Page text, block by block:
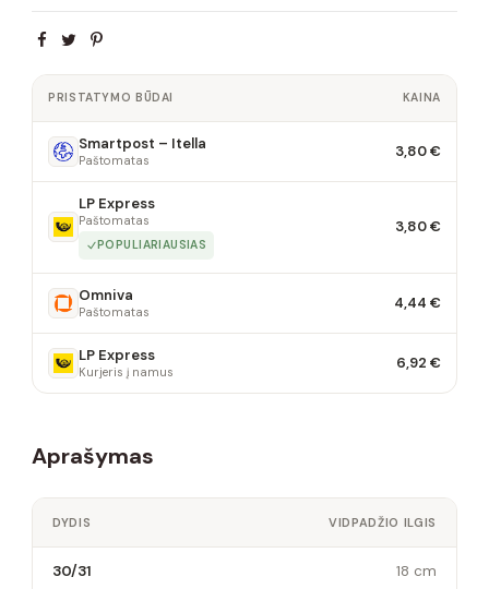
PRISTATYMO BŪDAI KAINA
Smartpost – Itella
Paštomatas 3,80 €
LP Express
Paštomatas
POPULIARIAUSIAS
3,80 €
Omniva
Paštomatas 4,44 €
LP Express
Kurjeris į namus 6,92 €
Aprašymas
DYDIS VIDPADŽIO ILGIS
30/31 18 cm